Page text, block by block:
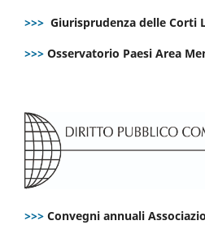
>>> Giurisprudenza delle Corti
>>> Osservatorio Paesi Area
>>> Convegni annuali